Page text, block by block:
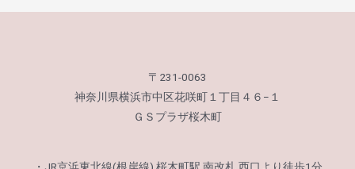
〒231-0063
神奈川県横浜市中区花咲町１丁目４６−１
ＧＳプラザ桜木町